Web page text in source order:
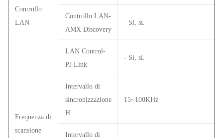
Controllo
LAN
Controllo LAN-
AMX Discovery
- Sì, sì.
LAN Control-
PJ Link
- Sì, sì.
Frequenza di
scansione
Intervallo di
sincronizzazione
H
15~100KHz
Intervallo di